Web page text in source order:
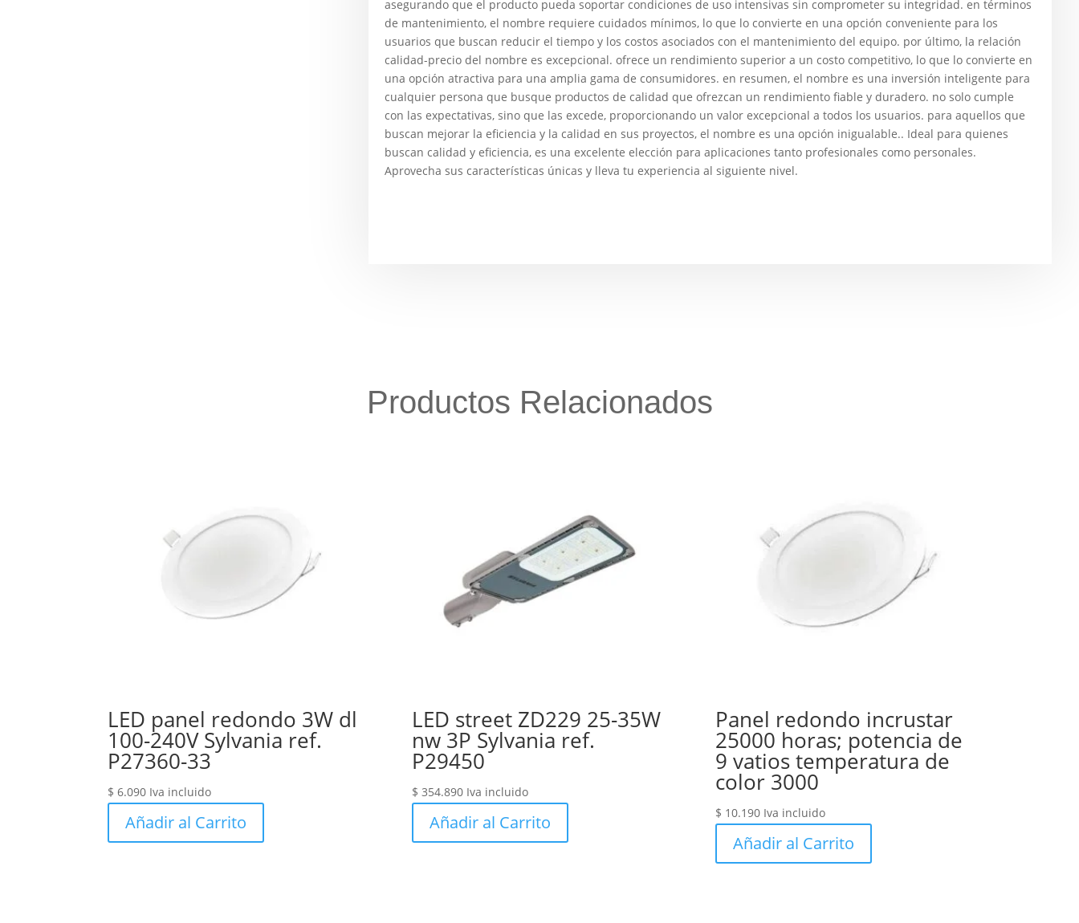
asegurando que el producto pueda soportar condiciones de uso intensivas sin comprometer su integridad. en términos
de mantenimiento, el nombre requiere cuidados mínimos, lo que lo convierte en una opción conveniente para los
usuarios que buscan reducir el tiempo y los costos asociados con el mantenimiento del equipo. por último, la relación
calidad-precio del nombre es excepcional. ofrece un rendimiento superior a un costo competitivo, lo que lo convierte en
una opción atractiva para una amplia gama de consumidores. en resumen, el nombre es una inversión inteligente para
cualquier persona que busque productos de calidad que ofrezcan un rendimiento fiable y duradero. no solo cumple
con las expectativas, sino que las excede, proporcionando un valor excepcional a todos los usuarios. para aquellos que
buscan mejorar la eficiencia y la calidad en sus proyectos, el nombre es una opción inigualable.. Ideal para quienes
buscan calidad y eficiencia, es una excelente elección para aplicaciones tanto profesionales como personales.
Aprovecha sus características únicas y lleva tu experiencia al siguiente nivel.
Productos Relacionados
LED panel redondo 3W dl
100-240V Sylvania ref.
P27360-33
$ 6.090 Iva incluido
Añadir al Carrito
LED street ZD229 25-35W
nw 3P Sylvania ref.
P29450
$ 354.890 Iva incluido
Añadir al Carrito
Panel redondo incrustar
25000 horas; potencia de
9 vatios temperatura de
color 3000
$ 10.190 Iva incluido
Añadir al Carrito